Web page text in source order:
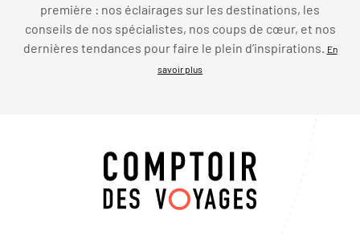
première : nos éclairages sur les destinations, les
conseils de nos spécialistes, nos coups de cœur, et nos
dernières tendances pour faire le plein d’inspirations.
En
savoir plus